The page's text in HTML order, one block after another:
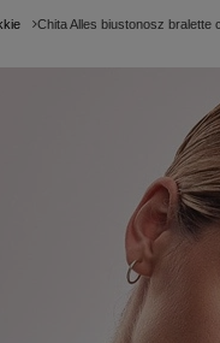
Chita Alles biustonosz bralette